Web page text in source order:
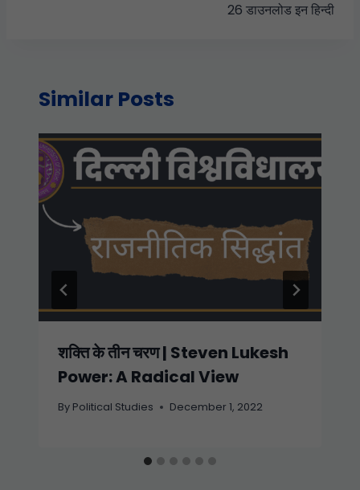
26 डाउनलोड इन हिन्दी
Similar Posts
शक्ति के तीन चरण | Steven Lukesh
Power: A Radical View
By Political Studies December 1, 2022